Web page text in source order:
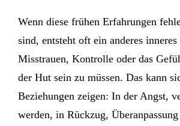
Wenn diese frühen Erfahrungen
sind, entsteht oft ein anderes
Misstrauen, Kontrolle oder das
der Hut sein zu müssen. Das kann
Beziehungen zeigen: In der Angst,
werden, in Rückzug,